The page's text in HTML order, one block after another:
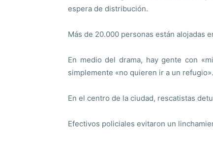
espera de distribución.
Más de 20.000 personas están alojadas
En medio del drama, hay gente con
simplemente «no quieren ir a un refugio».
En el centro de la ciudad, rescatistas
Efectivos policiales evitaron un